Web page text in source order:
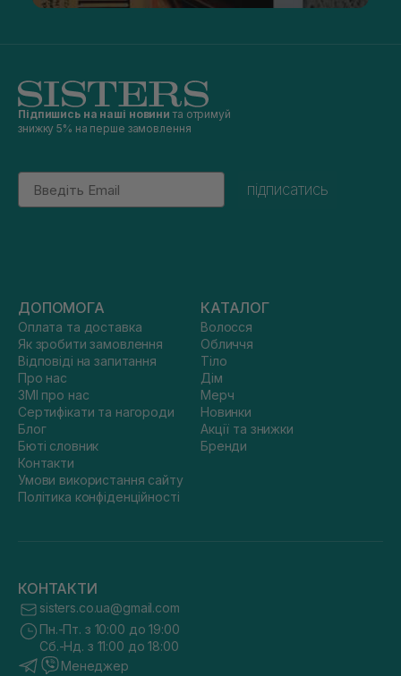
Підпишись на наші новини та отримуй
знижку 5% на перше замовлення
Email
підписатись
ДОПОМОГА
Оплата та доставка
Як зробити замовлення
Відповіді на запитання
Про нас
ЗМІ про нас
Сертифікати та нагороди
Блог
Бюті словник
Контакти
Умови використання сайту
Політика конфіденційності
КАТАЛОГ
Волосся
Обличчя
Тіло
Дім
Мерч
Новинки
Акції та знижки
Бренди
КОНТАКТИ
sisters.co.ua@gmail.com
Пн.-Пт. з 10:00 до 19:00
Сб.-Нд. з 11:00 до 18:00
Менеджер